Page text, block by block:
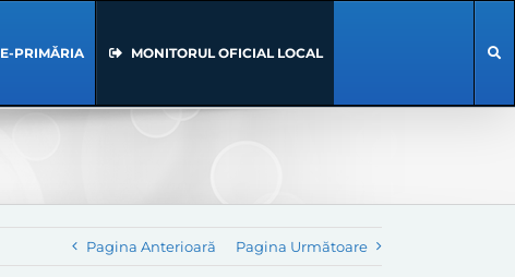
E-PRIMĂRIA MONITORUL OFICIAL LOCAL
Pagina Anterioară Pagina Următoare